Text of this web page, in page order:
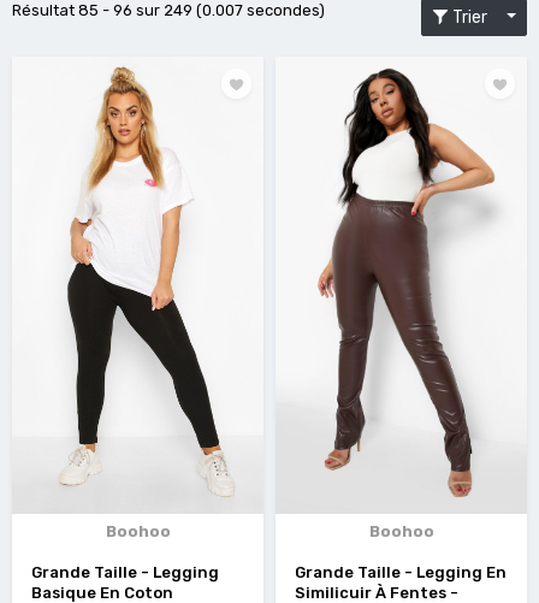
Résultat 85 - 96 sur 249 (0.007 secondes) Trier
Boohoo
Grande Taille - Legging
Basique En Coton
Boohoo
Grande Taille - Legging En
Similicuir À Fentes -